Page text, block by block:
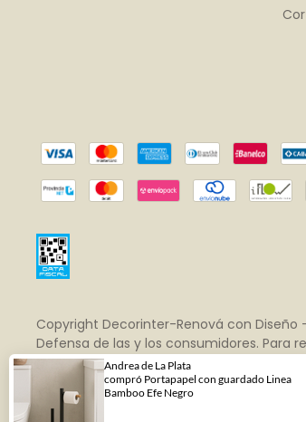
Copyright Decorinter-Renová con Diseño
Defensa de las y los consumidores. Para